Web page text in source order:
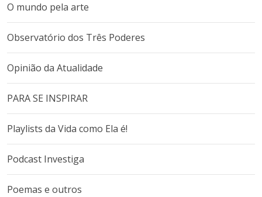
O mundo pela arte
Observatório dos Três Poderes
Opinião da Atualidade
PARA SE INSPIRAR
Playlists da Vida como Ela é!
Podcast Investiga
Poemas e outros